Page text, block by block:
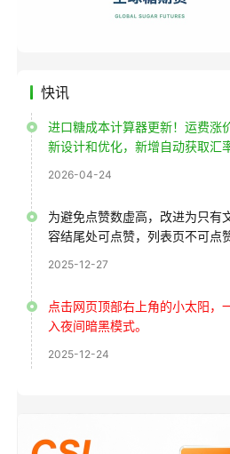
快讯
进口糖成本计算器更新！运费涨
新设计和优化，新增自动获取汇
2026-04-24
为避免点赞数虚高，改进为只有
容结尾处可点赞，列表页不可点赞
2025-12-27
点击网页顶部右上角的小太阳，
入夜间暗黑模式。
2025-12-24